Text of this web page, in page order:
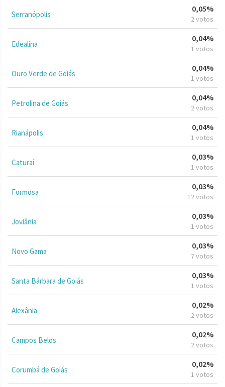
Serranópolis
0,05%
2 votos
Edealina
0,04%
1 votos
Ouro Verde de Goiás
0,04%
1 votos
Petrolina de Goiás
0,04%
2 votos
Rianápolis
0,04%
1 votos
Caturaí
0,03%
1 votos
Formosa
0,03%
12 votos
Joviânia
0,03%
1 votos
Novo Gama
0,03%
7 votos
Santa Bárbara de Goiás
0,03%
1 votos
Alexânia
0,02%
2 votos
Campos Belos
0,02%
2 votos
Corumbá de Goiás
0,02%
1 votos